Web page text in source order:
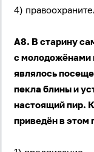
4)
А8. В старину
с молодожёнами
являлось
пекла блины и
настоящий пир.
приведён в этом